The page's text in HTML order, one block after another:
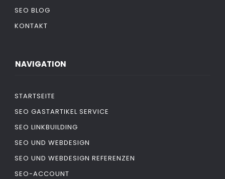
SEO BLOG
KONTAKT
NAVIGATION
STARTSEITE
SEO GASTARTIKEL SERVICE
SEO LINKBUILDING
SEO UND WEBDESIGN
SEO UND WEBDESIGN REFERENZEN
SEO-ACCOUNT